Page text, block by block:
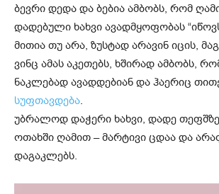
ბევრი დედა და ბებია ამბობს, რომ
დადებული ხახვი ავადმყოფობას
მითია თუ არა, ზუსტად არავინ იცის,
ვინც ამას აკეთებს, ხშირად ამბობს,
ნაკლებად ავადდებიან და ჰაერიც
სუფთავდება.
უბრალოდ დაჭერი ხახვი, დადე
ოთახში ღამით – მარტივი ცდაა და
დაგაკლებს.